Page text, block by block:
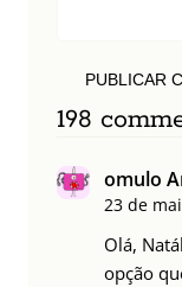
PUBLICAR
198
omulo
23 de
Olá,
opção